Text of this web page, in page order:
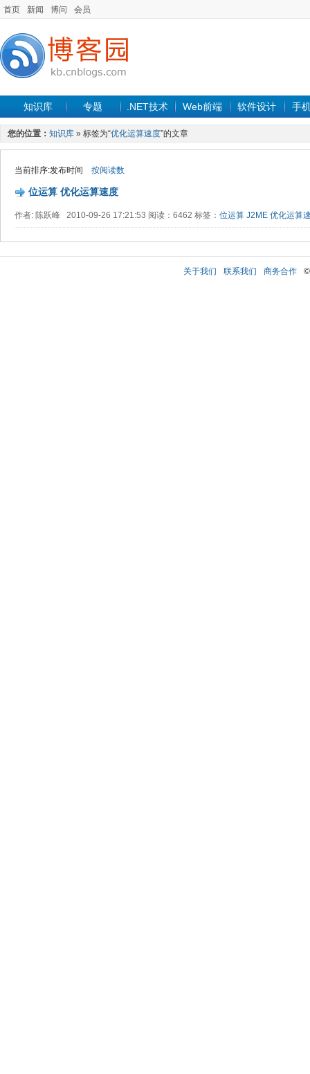
首页 新闻 博问 会员
知识库 专题 .NET技术 Web前端 软件设计 手
您的位置： 知识库 » 标签为“优化运算速度”的文章
当前排序:发布时间 按阅读数
位运算 优化运算速度
作者: 陈跃峰 2010-09-26 17:21:53 阅读：6462 标签： 位运算 J2ME 优化运算
关于我们 联系我们 商务合作